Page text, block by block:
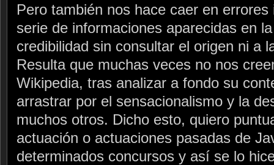
Pero también nos hace caer en
serie de informaciones aparecidas en
credibilidad sin consultar el origen ni a
Resulta que muchas veces no nos
Wikipedia, tras analizar a fondo su
arrastrar por el sensacionalismo y la
muchos otros. Dicho esto, quiero
actuación o actuaciones pasadas de
determinados concursos y así se lo